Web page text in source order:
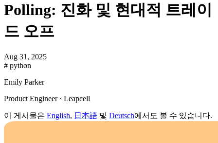
Polling: 진화 및 현대적 트레이
드 오프
Aug 31, 2025
# python
Emily Parker
Product Engineer · Leapcell
이 게시물은 English, 日本語 및 Deutsch에서도 볼 수 있습니다.